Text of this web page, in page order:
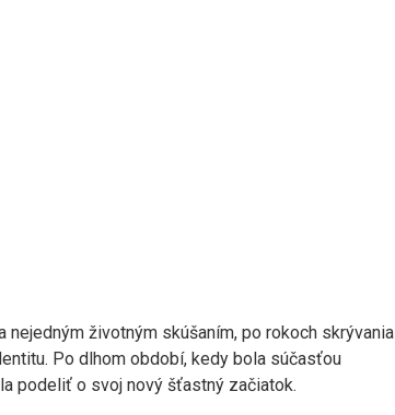
nejedným životným skúšaním, po rokoch skrývania
Po dlhom období, kedy bola súčasťou
podeliť o svoj nový šťastný začiatok.